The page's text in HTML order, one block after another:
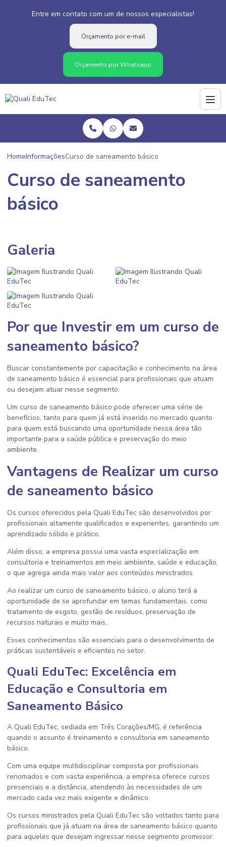
Entre em contato com um de nossos especialistas!
Orçamento por e-mail
Orçamento por Whatsapp
HomeInformaçõesCurso de saneamento básico
Curso de saneamento
básico
Galeria
Por que Investir em um curso de
saneamento básico?
Buscar constantemente por capacitação e conhecimento na área
de saneamento básico é essencial para profissionais que atuam
ou desejam atuar nesse segmento.
Um curso de saneamento básico pode oferecer uma série de
benefícios, tanto para quem já está inserido no mercado quanto
para quem está buscando uma oportunidade nessa área tão
importante para a saúde pública e preservação do meio
ambiente.
Vantagens de Realizar um curso
de saneamento básico
Os cursos oferecidos pela Quali EduTec são desenvolvidos por
profissionais altamente qualificados e experientes, garantindo um
aprendizado sólido e prático.
Além disso, a empresa possui uma vasta especialização em
consultoria e treinamentos em meio ambiente, saúde e educação,
o que agrega ainda mais valor aos conteúdos ministrados.
Ao realizar um curso de saneamento básico, o aluno terá a
oportunidade de se aprofundar em temas fundamentais, como
tratamento de esgoto, gestão de resíduos, preservação de
recursos naturais e muito mais.
Esses conhecimentos são essenciais para o desenvolvimento de
práticas sustentáveis e eficientes no setor.
Quali EduTec: Excelência em
Educação e Consultoria em
Saneamento Básico
A Quali EduTec, sediada em Três Corações/MG, é referência
quando o assunto é treinamento e consultoria em saneamento
básico.
Com uma equipe multidisciplinar composta por profissionais
renomados e com vasta experiência, a empresa oferece cursos
presenciais e a distância, atendendo às necessidades de um
mercado cada vez mais exigente e dinâmico.
Os cursos ministrados pela Quali EduTec são voltados tanto para
profissionais que já atuam na área de saneamento básico quanto
para aqueles que desejam ingressar nesse segmento promissor.